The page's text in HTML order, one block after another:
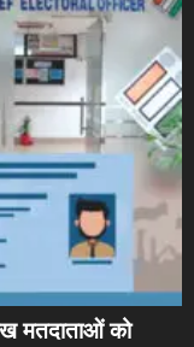
मतदाताओं को